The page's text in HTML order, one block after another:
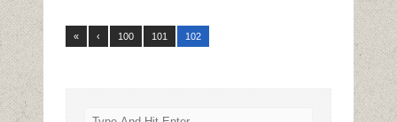
« ‹ 100 101 102